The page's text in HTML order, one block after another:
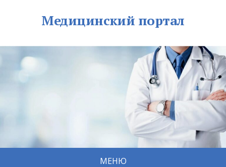
Медицинский портал
МЕНЮ